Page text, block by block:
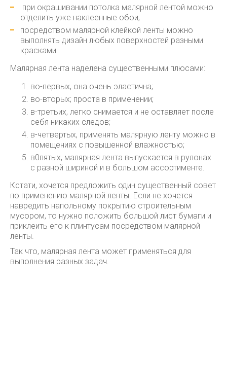
при окрашивании потолка малярной лентой можно
отделить уже наклеенные обои;
посредством малярной клейкой ленты можно
выполнять дизайн любых поверхностей разными
красками.
Малярная лента наделена существенными плюсами:
во-первых, она очень эластична;
во-вторых; проста в применении;
в-третьих, легко снимается и не оставляет после
себя никаких следов;
в-четвертых, применять малярную ленту можно в
помещениях с повышенной влажностью;
в0пятых, малярная лента выпускается в рулонах
с разной шириной и в большом ассортименте.
Кстати, хочется предложить один существенный совет
по применению малярной ленты. Если не хочется
навредить напольному покрытию строительным
мусором, то нужно положить большой лист бумаги и
приклеить его к плинтусам посредством малярной
ленты.
Так что, малярная лента может применяться для
выполнения разных задач.